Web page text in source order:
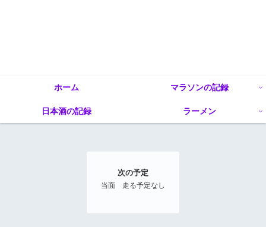
ホーム マラソンの記録
日本酒の記録 ラーメン
次の予定
当面 走る予定なし